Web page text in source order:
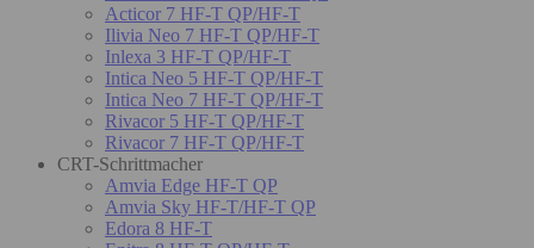
Acticor 7 HF-T QP/HF-T
Ilivia Neo 7 HF-T QP/HF-T
Inlexa 3 HF-T QP/HF-T
Intica Neo 5 HF-T QP/HF-T
Intica Neo 7 HF-T QP/HF-T
Rivacor 5 HF-T QP/HF-T
Rivacor 7 HF-T QP/HF-T
CRT-Schrittmacher
Amvia Edge HF-T QP
Amvia Sky HF-T/HF-T QP
Edora 8 HF-T